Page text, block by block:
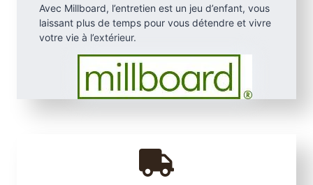
e
M
l
l
b
.
Avec Millboard, l’entretien est un jeu d’enfant, vous
laissant plus de temps pour vous détendre et vivre
votre vie à l’extérieur.